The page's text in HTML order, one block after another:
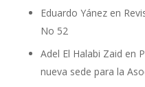
Eduardo Yánezen
No 52
Adel El Halabi Zaid en
nueva sede para la